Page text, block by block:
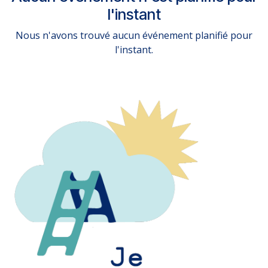
l'instant
Nous n'avons trouvé aucun événement planifié pour
l'instant.